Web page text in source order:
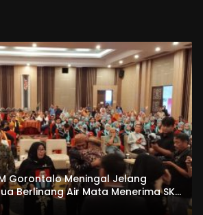
Gorontalo Meningal Jelang
Berlinang Air Mata Menerima SKL
Salempang